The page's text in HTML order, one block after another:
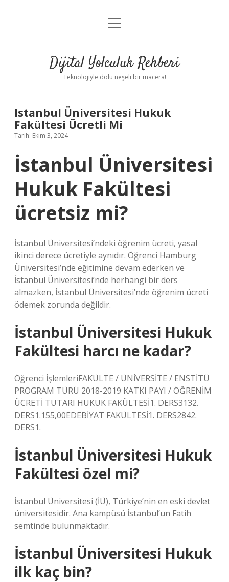
Anasayfa
Yasal Uyarı
menüyü
Dijital Yolculuk Rehberi
Teknolojiyle dolu neşeli bir macera!
Istanbul Üniversitesi Hukuk
Fakültesi Ücretli Mi
Tarih: Ekim 3, 2024
İstanbul Üniversitesi
Hukuk Fakültesi
ücretsiz mi?
İstanbul Üniversitesi’ndeki öğrenim ücreti, yasal
ikinci derece ücretiyle aynıdır. Öğrenci Hamburg
Üniversitesi’nde eğitimine devam ederken ve
İstanbul Üniversitesi’nde herhangi bir ders
almazken, İstanbul Üniversitesi’nde öğrenim ücreti
ödemek zorunda değildir.
İstanbul Üniversitesi Hukuk
Fakültesi harcı ne kadar?
Öğrenci İşlemleriFAKÜLTE / ÜNİVERSİTE / ENSTİTÜ
PROGRAM TÜRÜ 2018-2019 KATKI PAYI / ÖĞRENİM
ÜCRETİ TUTARI HUKUK FAKÜLTESİ1. DERS3132.
DERS1.155,00EDEBİYAT FAKÜLTESİ1. DERS2842.
DERS1.
İstanbul Üniversitesi Hukuk
Fakültesi özel mi?
İstanbul Üniversitesi (İÜ), Türkiye’nin en eski devlet
üniversitesidir. Ana kampüsü İstanbul’un Fatih
semtinde bulunmaktadır.
İstanbul Üniversitesi Hukuk
ilk kaç bin?